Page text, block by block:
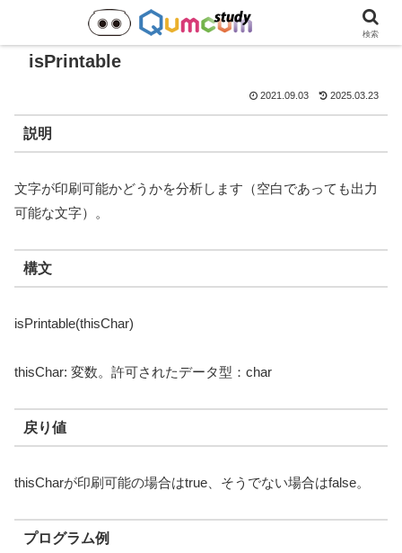
isPrintable
2021.09.03 2025.03.23
説明
文字が印刷可能かどうかを分析します（空白であっても出力
可能な文字）。
構文
isPrintable(thisChar)
thisChar: 変数。許可されたデータ型：char
戻り値
thisCharが印刷可能の場合はtrue、そうでない場合はfalse。
プログラム例
検索